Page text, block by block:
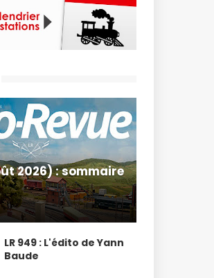
2026) : sommaire
LR 949 : L'édito de Yann
Baude